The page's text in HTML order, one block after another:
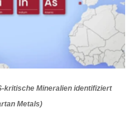
kritische Mineralien identifiziert
Metals)